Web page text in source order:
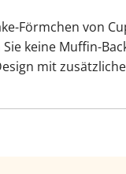
Förmchen von
keine Muffin-
mit